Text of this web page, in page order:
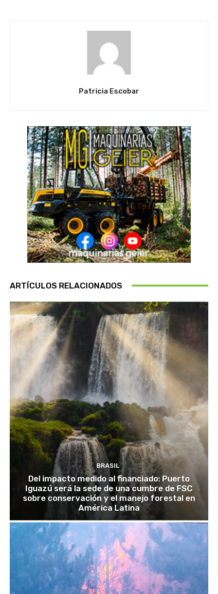
Patricia Escobar
ARTÍCULOS RELACIONADOS
BRASIL
Del impacto medido al financiado: Puerto
Iguazú será la sede de una cumbre de FSC
sobre conservación y el manejo forestal en
América Latina